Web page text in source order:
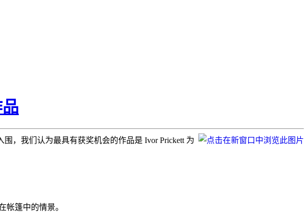
，我们认为最具有获奖机会的作品是 Ivor Prickett 为
帐篷中的情景。